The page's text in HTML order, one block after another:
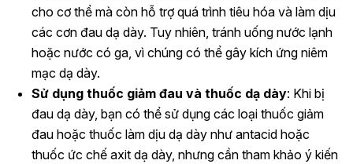
cho cơ thể mà còn hỗ trợ quá trình tiêu hóa và làm dịu
các cơn đau dạ dày. Tuy nhiên, tránh uống nước lạnh
hoặc nước có ga, vì chúng có thể gây kích ứng niêm
mạc dạ dày.
Sử dụng thuốc giảm đau và thuốc dạ dày: Khi bị
đau dạ dày, bạn có thể sử dụng các loại thuốc giảm
đau hoặc thuốc làm dịu dạ dày như antacid hoặc
thuốc ức chế axit dạ dày, nhưng cần tham khảo ý kiến